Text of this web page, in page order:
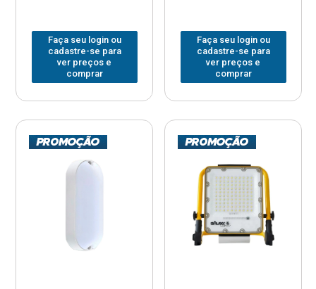
Faça seu login ou
cadastre-se para
ver preços e
comprar
Faça seu login ou
cadastre-se para
ver preços e
comprar